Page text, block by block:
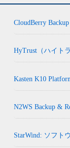
CloudBerry
HyTrust（ハイト
Kasten K10
N2WS Backup &
StarWind: ソフト